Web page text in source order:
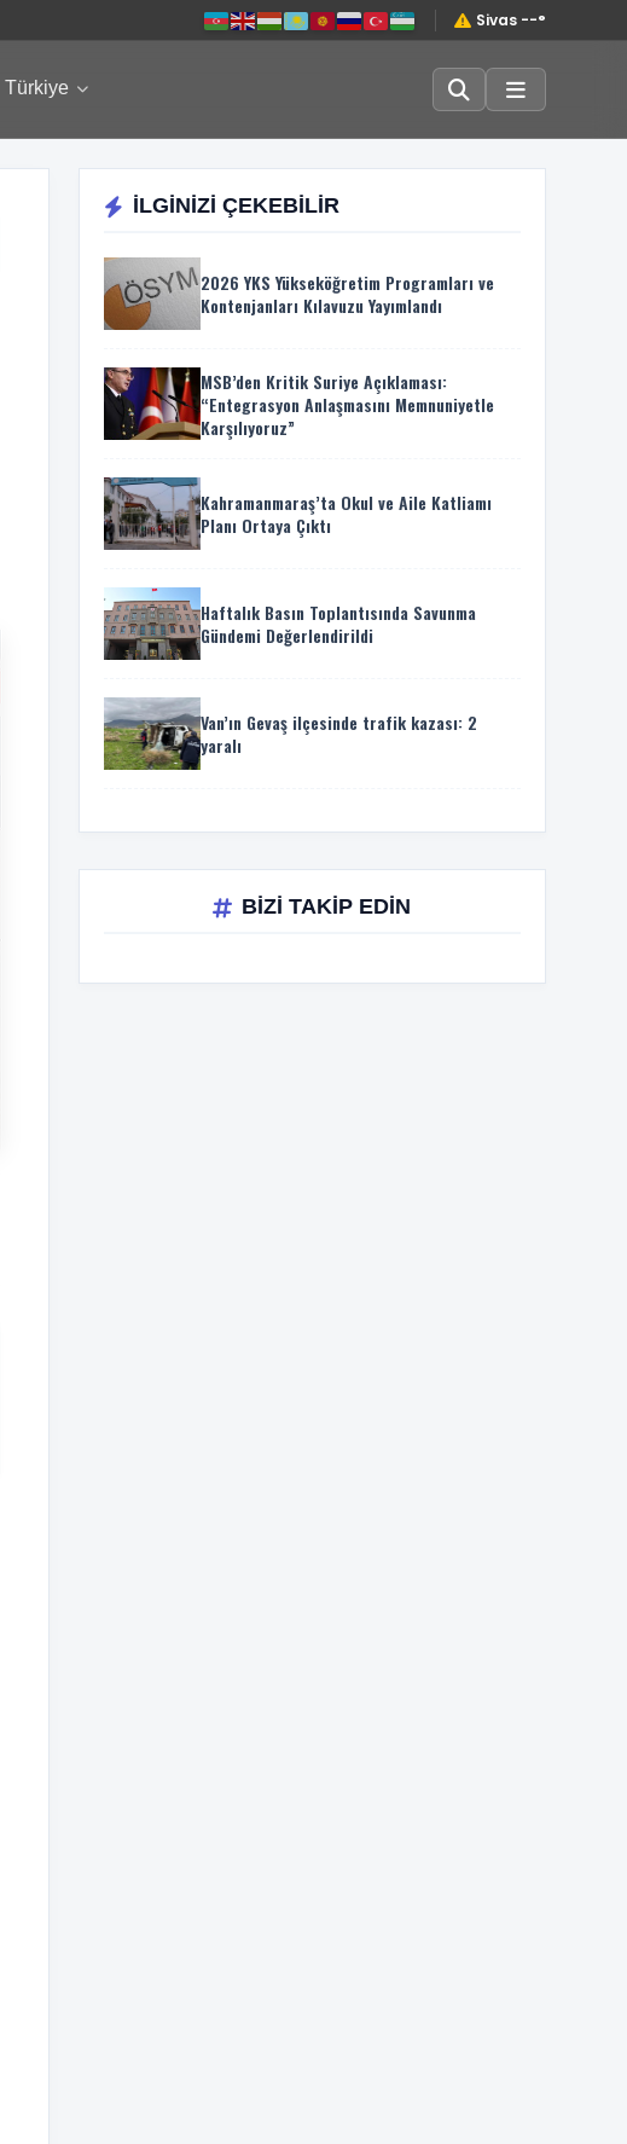
Sivas --°
Türkiye
İLGİNİZİ ÇEKEBİLİR
2026 YKS Yükseköğretim Programları ve
Kontenjanları Kılavuzu Yayımlandı
MSB’den Kritik Suriye Açıklaması:
“Entegrasyon Anlaşmasını Memnuniyetle
Karşılıyoruz”
Kahramanmaraş’ta Okul ve Aile Katliamı
Planı Ortaya Çıktı
Haftalık Basın Toplantısında Savunma
Gündemi Değerlendirildi
Van’ın Gevaş ilçesinde trafik kazası: 2
yaralı
BİZİ TAKİP EDİN